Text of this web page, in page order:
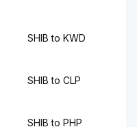
SHIB to KWD
SHIB to CLP
SHIB to PHP